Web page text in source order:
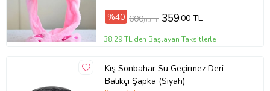
%40 600,00 TL 359,00 TL
38,29 TL'den Başlayan Taksitlerle
Kış Sonbahar Su Geçirmez Deri
Balıkçı Şapka (Siyah)